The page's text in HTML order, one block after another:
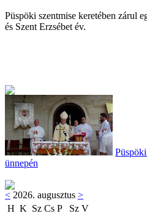
Püspöki szentmise keretében zárul
és Szent Erzsébet év.
ünnepén
< 2026. augusztus >
H K Sz Cs P Sz V